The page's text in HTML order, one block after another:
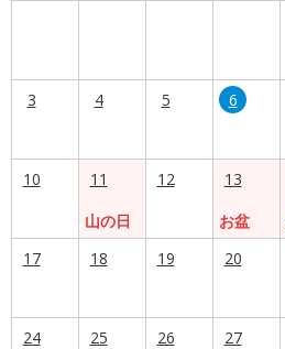
3 4 5 6
10
11
山の日
12
13
お盆
17
18 19 20
24 25 26 27